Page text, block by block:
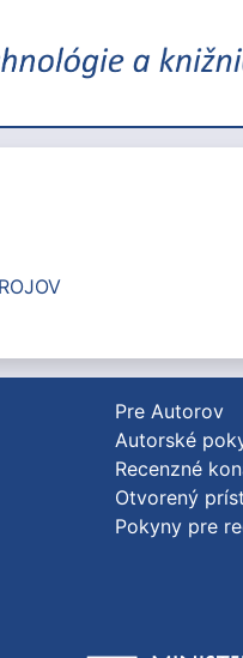
Pre Autorov
Autorské
Recenzné
Otvorený
Pokyny pre